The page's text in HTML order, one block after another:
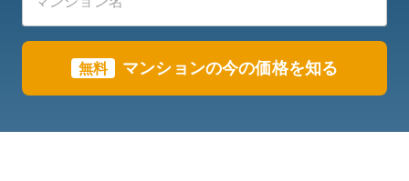
無料 マンションの今の価格を知る